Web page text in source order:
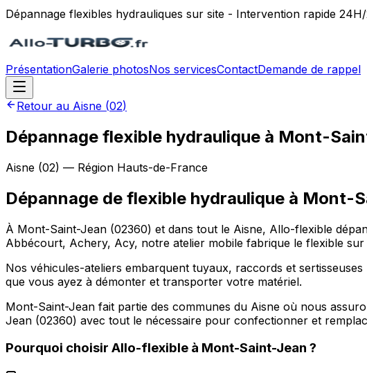
Dépannage flexibles hydrauliques sur site - Intervention rapide
PrésentationGalerie photosNos servicesContactDemande de rappel
Retour au Aisne (02)
Dépannage flexible hydraulique à Mont-
Aisne (02) — Région Hauts-de-France
Dépannage de flexible hydraulique à Mont-
À Mont-Saint-Jean (02360) et dans tout le Aisne, Allo-flexible
Abbécourt, Achery, Acy, notre atelier mobile fabrique le flexible
Nos véhicules-ateliers embarquent tuyaux, raccords et
que vous ayez à démonter et transporter votre matériel.
Mont-Saint-Jean fait partie des communes du Aisne où nous
Jean (02360) avec tout le nécessaire pour confectionner et
Pourquoi choisir Allo-flexible à Mont-Saint-Jean ?